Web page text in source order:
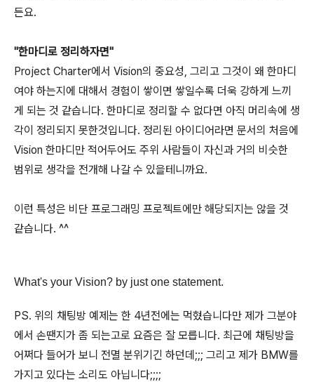
든요.
"한마디로 정리하자면"
Project Charter에서 Vision의 중요성, 그리고 그것이 왜 한마디
여야 하는지에 대해서 경험이 쌓이면 쌓일수록 더욱 강하게 느끼
게 되는 것 같습니다. 한마디로 정리할 수 없다면 아직 머리속에 생
각이 정리되지 못한것입니다. 정리된 아이디어라면 문서의 처음에
Vision 한마디만 적어두어도 주위 사람들이 자신과 거의 비슷한
범위로 생각을 전개해 나갈 수 있을테니까요.
이런 특성은 비단 프로그래밍 프로젝트에만 해당되지는 않을 것
같습니다. ^^
What's your Vision? by just one statement.
PS. 위의 채팅방 예제는 한 4년전에는 먹혔습니다만 제가 그분야
에서 손땐지가 좀 되는고로 요즘은 잘 모릅니다. 최근에 채팅방을
어쩌다 들어가 보니 전멸 분위기긴 하던데;;; 그리고 제가 BMW를
가지고 있다는 소리도 아닙니다;;;;